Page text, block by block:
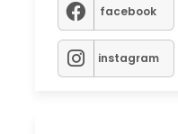
facebook
instagram